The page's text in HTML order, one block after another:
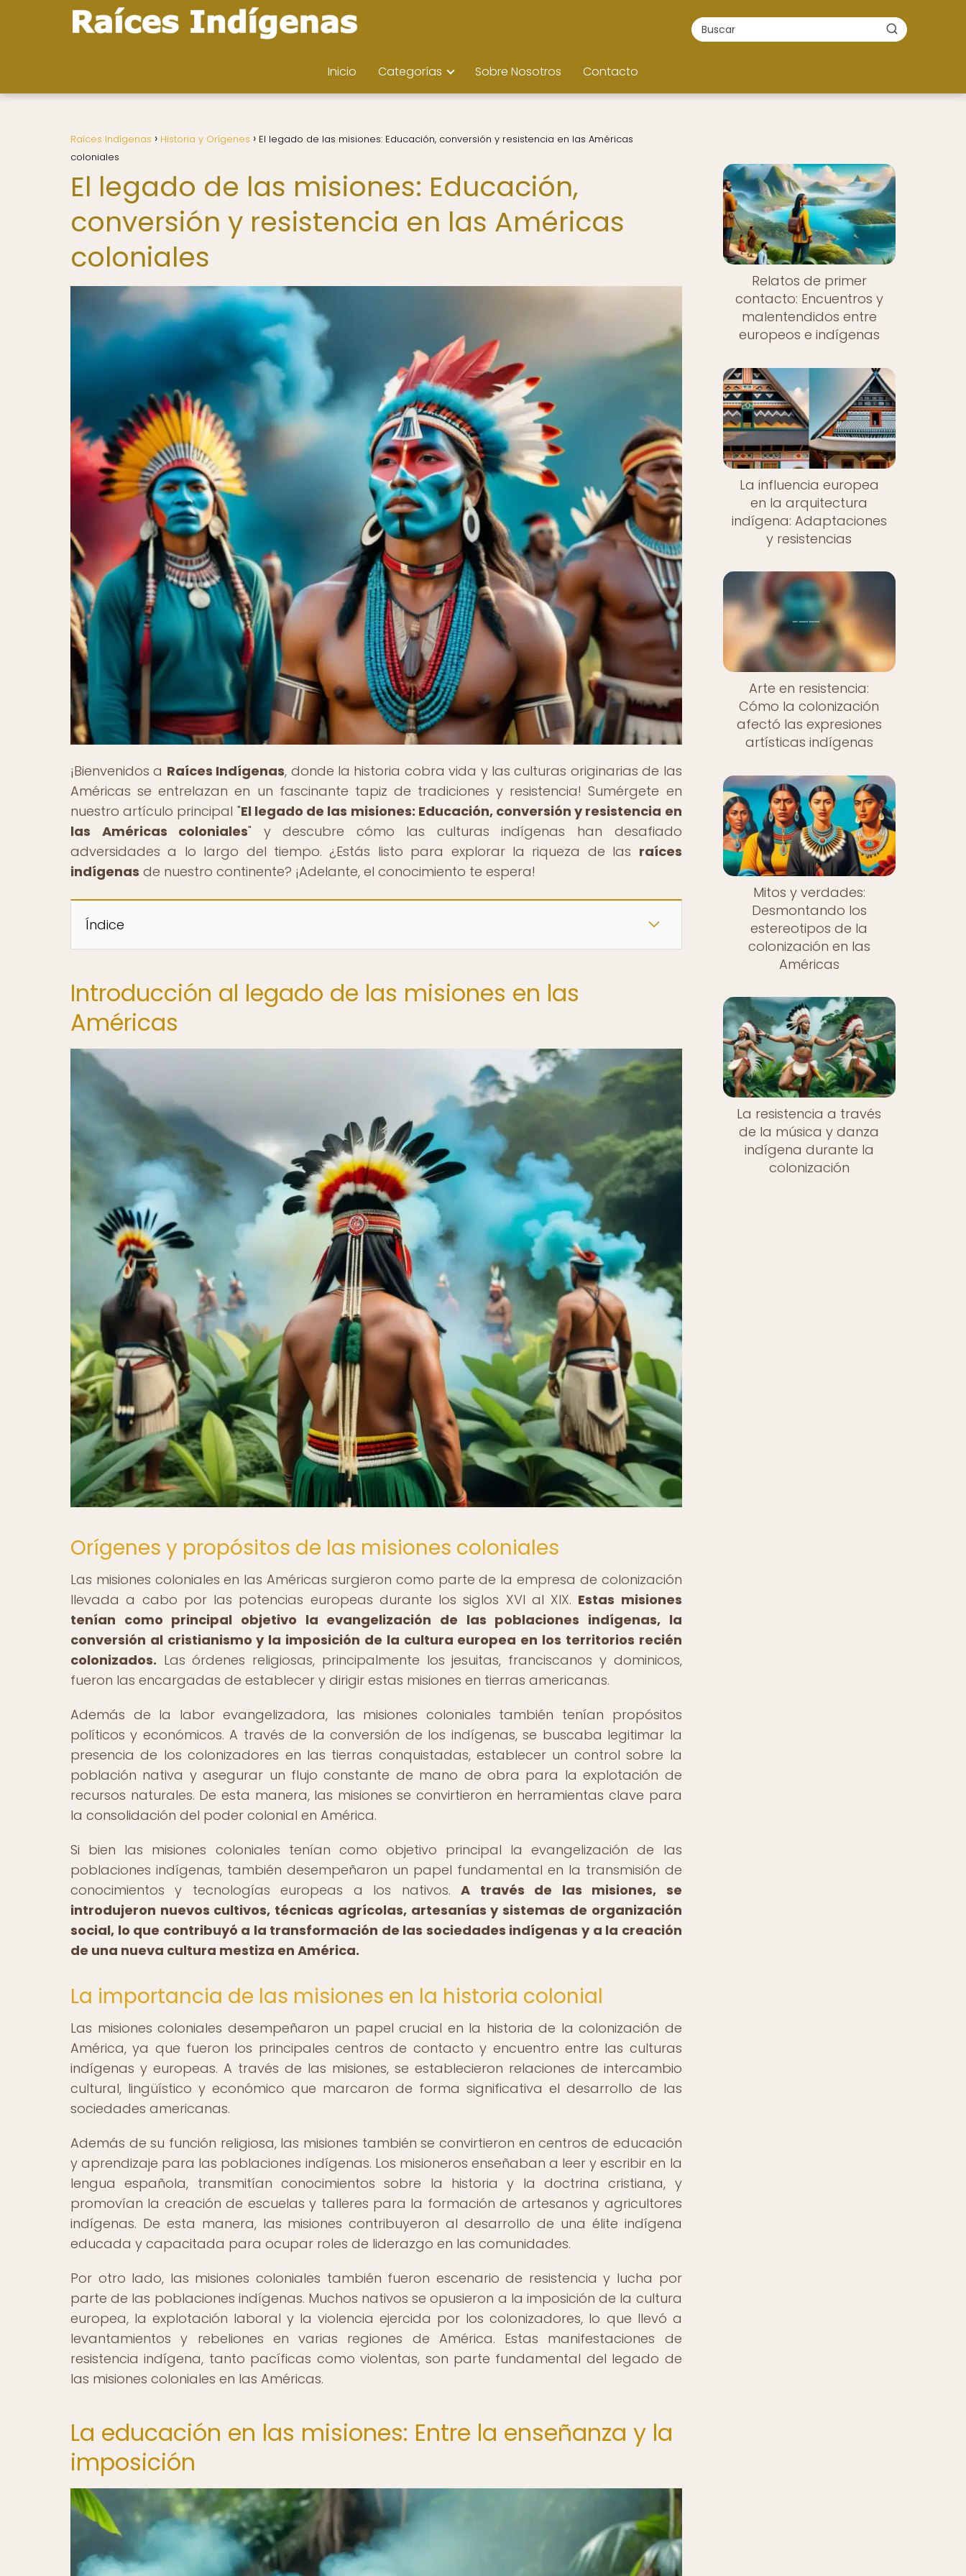
Inicio Categorías Sobre Nosotros Contacto
Raíces Indígenas Historia y Orígenes
El legado de las misiones: Educación, conversión y resistencia en las Américas
coloniales
El legado de las misiones: Educación,
conversión y resistencia en las Américas
coloniales
¡Bienvenidos a Raíces Indígenas, donde la historia cobra vida y las culturas originarias de las
Américas se entrelazan en un fascinante tapiz de tradiciones y resistencia! Sumérgete en
nuestro artículo principal "El legado de las misiones: Educación, conversión y resistencia en
las Américas coloniales" y descubre cómo las culturas indígenas han desafiado
adversidades a lo largo del tiempo. ¿Estás listo para explorar la riqueza de las raíces
indígenas de nuestro continente? ¡Adelante, el conocimiento te espera!
Índice
Introducción al legado de las misiones en las
Américas
Orígenes y propósitos de las misiones coloniales
Las misiones coloniales en las Américas surgieron como parte de la empresa de colonización
llevada a cabo por las potencias europeas durante los siglos XVI al XIX. Estas misiones
tenían como principal objetivo la evangelización de las poblaciones indígenas, la
conversión al cristianismo y la imposición de la cultura europea en los territorios recién
colonizados. Las órdenes religiosas, principalmente los jesuitas, franciscanos y dominicos,
fueron las encargadas de establecer y dirigir estas misiones en tierras americanas.
Además de la labor evangelizadora, las misiones coloniales también tenían propósitos
políticos y económicos. A través de la conversión de los indígenas, se buscaba legitimar la
presencia de los colonizadores en las tierras conquistadas, establecer un control sobre la
población nativa y asegurar un flujo constante de mano de obra para la explotación de
recursos naturales. De esta manera, las misiones se convirtieron en herramientas clave para
la consolidación del poder colonial en América.
Si bien las misiones coloniales tenían como objetivo principal la evangelización de las
poblaciones indígenas, también desempeñaron un papel fundamental en la transmisión de
conocimientos y tecnologías europeas a los nativos.A través de las misiones, se
introdujeron nuevos cultivos, técnicas agrícolas, artesanías y sistemas de organización
social, lo que contribuyó a la transformación de las sociedades indígenas y a la creación
de una nueva cultura mestiza en América.
La importancia de las misiones en la historia colonial
Las misiones coloniales desempeñaron un papel crucial en la historia de la colonización de
América, ya que fueron los principales centros de contacto y encuentro entre las culturas
indígenas y europeas. A través de las misiones, se establecieron relaciones de intercambio
cultural, lingüístico y económico que marcaron de forma significativa el desarrollo de las
sociedades americanas.
Además de su función religiosa, las misiones también se convirtieron en centros de educación
y aprendizaje para las poblaciones indígenas. Los misioneros enseñaban a leer y escribir en la
lengua española, transmitían conocimientos sobre la historia y la doctrina cristiana, y
promovían la creación de escuelas y talleres para la formación de artesanos y agricultores
indígenas. De esta manera, las misiones contribuyeron al desarrollo de una élite indígena
educada y capacitada para ocupar roles de liderazgo en las comunidades.
Por otro lado, las misiones coloniales también fueron escenario de resistencia y lucha por
parte de las poblaciones indígenas. Muchos nativos se opusieron a la imposición de la cultura
europea, la explotación laboral y la violencia ejercida por los colonizadores, lo que llevó a
levantamientos y rebeliones en varias regiones de América. Estas manifestaciones de
resistencia indígena, tanto pacíficas como violentas, son parte fundamental del legado de
las misiones coloniales en las Américas.
La educación en las misiones: Entre la enseñanza y la
imposición
Relatos de primer
contacto: Encuentros y
malentendidos entre
europeos e indígenas
La influencia europea
en la arquitectura
indígena: Adaptaciones
y resistencias
Arte en resistencia:
Cómo la colonización
afectó las expresiones
artísticas indígenas
Mitos y verdades:
Desmontando los
estereotipos de la
colonización en las
Américas
La resistencia a través
de la música y danza
indígena durante la
colonización